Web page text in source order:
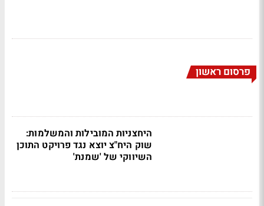
פרסום ראשון
היחצניות המובילות והמשלמות:
שוק היח"צ יוצא נגד פרויקט התוכן
השיווקי של 'שמנת'